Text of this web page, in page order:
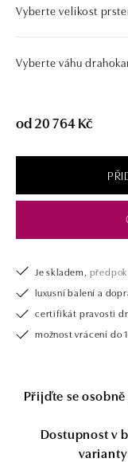
námi pouze šperk, ale
Vyberte velikost
Vyberte váhu
od 20 764 Kč
Je skladem,
luxusní balení a
certifikát pravosti
možnost vrácení do
Přijďte se
Dostupnost v